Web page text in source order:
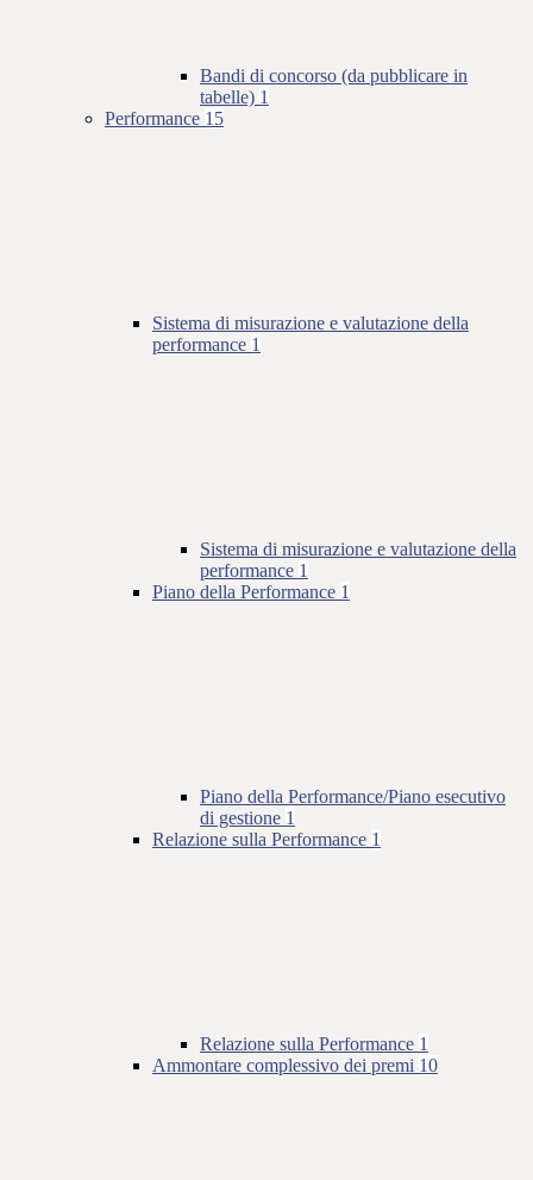
Bandi di concorso (da pubblicare in
tabelle) 1
Performance 15
Sistema di misurazione e valutazione della
performance 1
Sistema di misurazione e valutazione della
performance 1
Piano della Performance 1
Piano della Performance/Piano esecutivo
di gestione 1
Relazione sulla Performance 1
Relazione sulla Performance 1
Ammontare complessivo dei premi 10